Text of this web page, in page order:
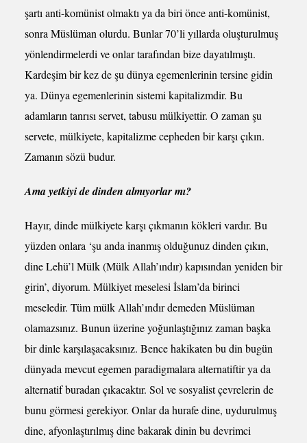
şartı anti-komünist olmaktı ya da biri önce anti-komünist,
sonra Müslüman olurdu. Bunlar 70’li yıllarda oluşturulmuş
yönlendirmelerdi ve onlar tarafından bize dayatılmıştı.
Kardeşim bir kez de şu dünya egemenlerinin tersine gidin
ya. Dünya egemenlerinin sistemi kapitalizmdir. Bu
adamların tanrısı servet, tabusu mülkiyettir. O zaman şu
servete, mülkiyete, kapitalizme cepheden bir karşı çıkın.
Zamanın sözü budur.
Ama yetkiyi de dinden almıyorlar mı?
Hayır, dinde mülkiyete karşı çıkmanın kökleri vardır. Bu
yüzden onlara ‘şu anda inanmış olduğunuz dinden çıkın,
dine Lehü’l Mülk (Mülk Allah’ındır) kapısından yeniden bir
girin’, diyorum. Mülkiyet meselesi İslam’da birinci
meseledir. Tüm mülk Allah’ındır demeden Müslüman
olamazsınız. Bunun üzerine yoğunlaştığınız zaman başka
bir dinle karşılaşacaksınız. Bence hakikaten bu din bugün
dünyada mevcut egemen paradigmalara alternatiftir ya da
alternatif buradan çıkacaktır. Sol ve sosyalist çevrelerin de
bunu görmesi gerekiyor. Onlar da hurafe dine, uydurulmuş
dine, afyonlaştırılmış dine bakarak dinin bu devrimci